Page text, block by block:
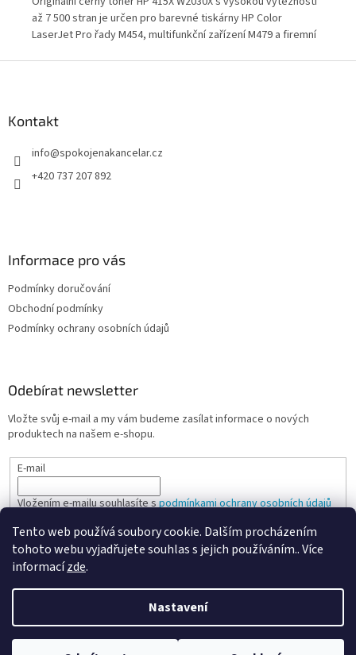
Tento web používá soubory cookie. Dalším procházením
tohoto webu vyjadřujete souhlas s jejich používáním.. Více
informacízde.
Nastavení
až 7 500 stran je určen pro barevné tiskárny HP Color
LaserJet Pro řady M454, multifunkční zařízení M479 a firemní
profesionální použití.
Kontakt
info@spokojenakancelar.cz
+420 737 207 892
Informace pro vás
Podmínky doručování
Obchodní podmínky
Podmínky ochrany osobních údajů
Odebírat newsletter
Vložte svůj e-mail a my vám budeme zasílat informace o nových
produktech na našem e-shopu.
E-mail
Vložením e-mailu souhlasíte spodmínkami ochrany osobních údajů
PŘIHLÁSIT SE
Vytvořil Shoptet